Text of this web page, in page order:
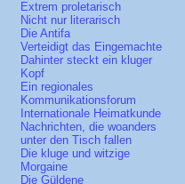
Extrem proletarisch
Nicht nur literarisch
Die Antifa
Verteidigt das Eingemachte
Dahinter steckt ein kluger
Kopf
Ein regionales
Kommunikationsforum
Internationale Heimatkunde
Nachrichten, die woanders
unter den Tisch fallen
Die kluge und witzige
Morgaine
Die Güldene